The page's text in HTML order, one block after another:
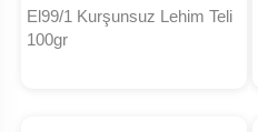
El99/1 Kurşunsuz Lehim Teli
100gr